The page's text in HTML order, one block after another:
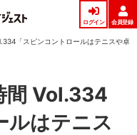
ログイン 会員登録
「スピンコントロールはテニスや卓
間 Vol.334
ルはテニス